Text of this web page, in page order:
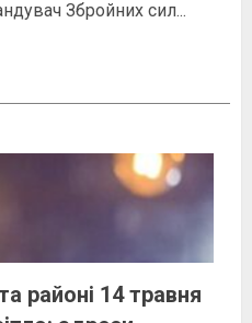
Збройних сил...
районі 14 травня